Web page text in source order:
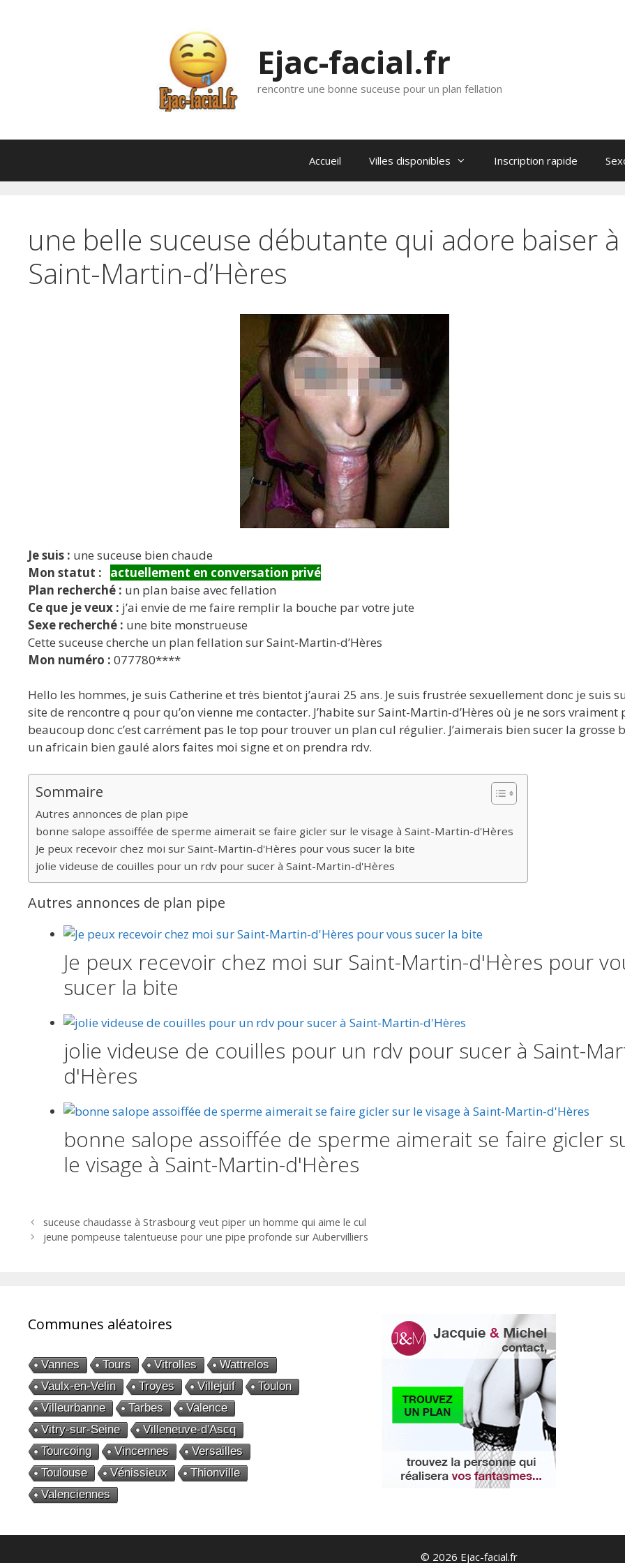
Ejac-facial.fr
rencontre une bonne suceuse pour un plan fellation
Accueil Villes disponibles Inscription rapide
une belle suceuse débutante qui adore baiser à
Saint-Martin-d’Hères
Je suis : une suceuse bien chaude
Mon statut :
actuellement en conversation privé
Plan recherché : un plan baise avec fellation
Ce que je veux : j’ai envie de me faire remplir la bouche par votre jute
Sexe recherché : une bite monstrueuse
Cette suceuse cherche un plan fellation sur Saint-Martin-d’Hères
Mon numéro : 077780****
Hello les hommes, je suis Catherine et très bientot j’aurai 25 ans. Je suis frustrée sexuellement donc je suis
site de rencontre q pour qu’on vienne me contacter. J’habite sur Saint-Martin-d’Hères où je ne sors vraiment
beaucoup donc c’est carrément pas le top pour trouver un plan cul régulier. J’aimerais bien sucer la grosse
un africain bien gaulé alors faites moi signe et on prendra rdv.
Sommaire
Autres annonces de plan pipe
bonne salope assoiffée de sperme aimerait se faire gicler sur le visage à Saint-Martin-d'Hères
Je peux recevoir chez moi sur Saint-Martin-d'Hères pour vous sucer la bite
jolie videuse de couilles pour un rdv pour sucer à Saint-Martin-d'Hères
Autres annonces de plan pipe
Je peux recevoir chez moi sur Saint-Martin-d'Hères pour
sucer la bite
jolie videuse de couilles pour un rdv pour sucer à Saint-
d'Hères
bonne salope assoiffée de sperme aimerait se faire gicler
le visage à Saint-Martin-d'Hères
Navigation
des
suceuse chaudasse à Strasbourg veut piper un homme qui aime le cul
jeune pompeuse talentueuse pour une pipe profonde sur Aubervilliers
Communes aléatoires
Vannes Tours Vitrolles
Wattrelos
Vaulx-en-Velin
Troyes Villejuif
Toulon
Villeurbanne
Tarbes
Valence
Vitry-sur-Seine
Villeneuve-d'Ascq
Tourcoing
Vincennes
Versailles
Toulouse
Vénissieux
Thionville
Valenciennes
© 2026 Ejac-facial.fr